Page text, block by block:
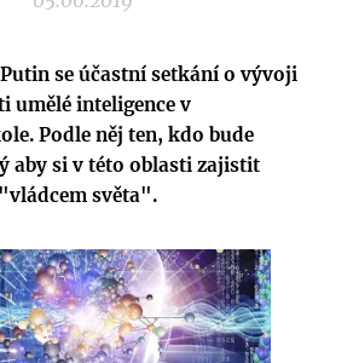
se účastní setkání o vývoji
umělé inteligence v
Podle něj ten, kdo bude
aby si v této oblasti zajistit
světa".